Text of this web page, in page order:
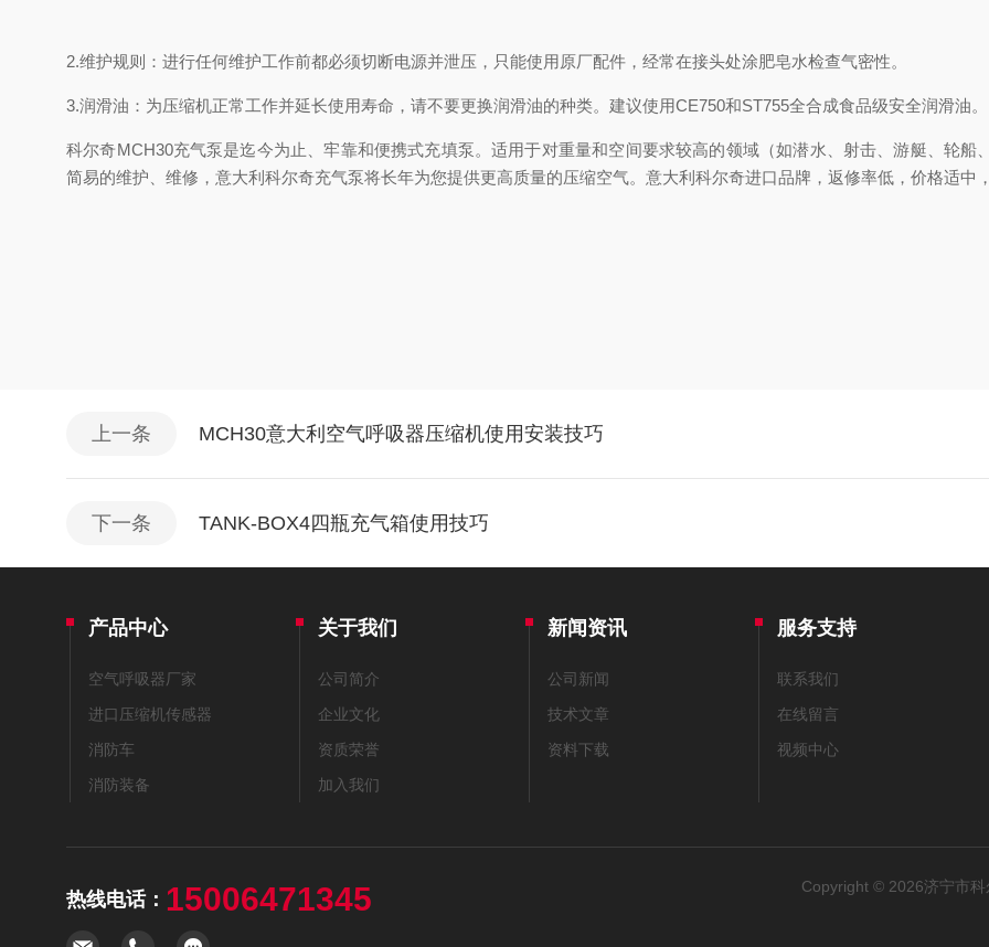
2.维护规则：进行任何维护工作前都必须切断电源并泄压，只能使用原厂配件，经常在接头处涂肥皂水检查气密性。
3.润滑油：为压缩机正常工作并延长使用寿命，请不要更换润滑油的种类。建议使用CE750和ST755全合成食品级安全润滑油。
科尔奇MCH30充气泵是迄今为止、牢靠和便携式充填泵。适用于对重量和空间要求较高的领域（如潜水、射击、游艇、轮
简易的维护、维修，意大利科尔奇充气泵将长年为您提供更高质量的压缩空气。意大利科尔奇进口品牌，返修率低，价格适中
上一条 MCH30意大利空气呼吸器压缩机使用安装技巧
下一条 TANK-BOX4四瓶充气箱使用技巧
产品中心
空气呼吸器厂家
进口压缩机传感器
消防车
消防装备
关于我们
公司简介
企业文化
资质荣誉
加入我们
新闻资讯
公司新闻
技术文章
资料下载
服务支持
联系我们
在线留言
视频中心
热线电话： 15006471345 Copyright © 2026济宁市